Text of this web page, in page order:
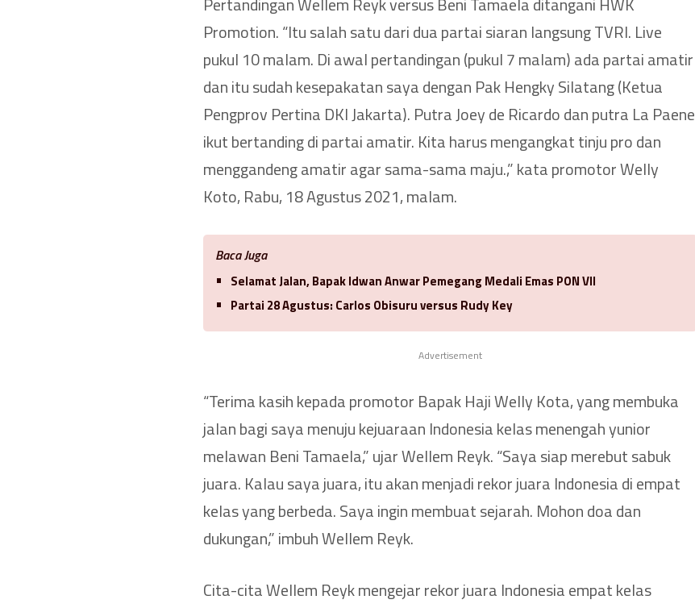
Promotion. “Itu salah satu dari dua partai siaran langsung TVRI. Live
pukul 10 malam. Di awal pertandingan (pukul 7 malam) ada partai amatir
dan itu sudah kesepakatan saya dengan Pak Hengky Silatang (Ketua
Pengprov Pertina DKI Jakarta). Putra Joey de Ricardo dan putra La Paene
ikut bertanding di partai amatir. Kita harus mengangkat tinju pro dan
menggandeng amatir agar sama-sama maju.,” kata promotor Welly
Koto, Rabu, 18 Agustus 2021, malam.
Baca Juga
Selamat Jalan, Bapak Idwan Anwar Pemegang Medali Emas PON VII
Partai 28 Agustus: Carlos Obisuru versus Rudy Key
Advertisement
“Terima kasih kepada promotor Bapak Haji Welly Kota, yang membuka
jalan bagi saya menuju kejuaraan Indonesia kelas menengah yunior
melawan Beni Tamaela,” ujar Wellem Reyk. “Saya siap merebut sabuk
juara. Kalau saya juara, itu akan menjadi rekor juara Indonesia di empat
kelas yang berbeda. Saya ingin membuat sejarah. Mohon doa dan
dukungan,” imbuh Wellem Reyk.
Cita-cita Wellem Reyk mengejar rekor juara Indonesia empat kelas